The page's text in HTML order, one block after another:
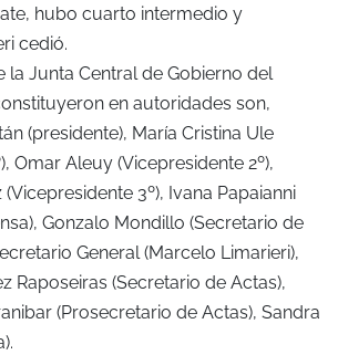
hubo cuarto intermedio y
cedió.
la Junta Central de Gobierno del
en autoridades son,
(presidente), María Cristina Ule
Omar Aleuy (Vicepresidente 2º),
3º), Ivana Papaianni
Gonzalo Mondillo (Secretario de
General (Marcelo Limarieri),
Raposeiras (Secretario de Actas),
(Prosecretario de Actas), Sandra